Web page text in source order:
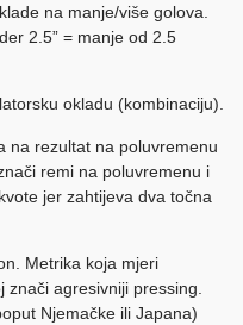
na manje/više golova.
2.5” = manje od 2.5
okladu (kombinaciju).
na rezultat na poluvremenu
remi na poluvremenu i
jer zahtijeva dva točna
Metrika koja mjeri
agresivniji pressing.
Njemačke ili Japana)